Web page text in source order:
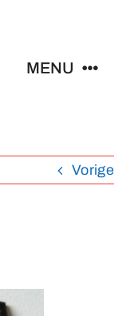
MENU
Vorige